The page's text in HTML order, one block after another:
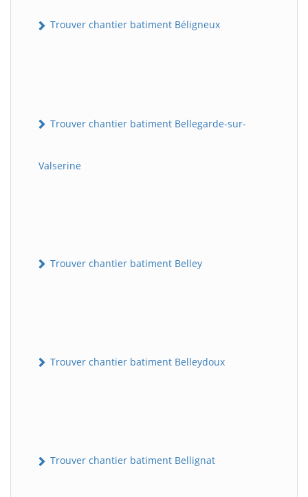
Trouver chantier batiment Béligneux
Trouver chantier batiment Bellegarde-sur-
Valserine
Trouver chantier batiment Belley
Trouver chantier batiment Belleydoux
Trouver chantier batiment Bellignat